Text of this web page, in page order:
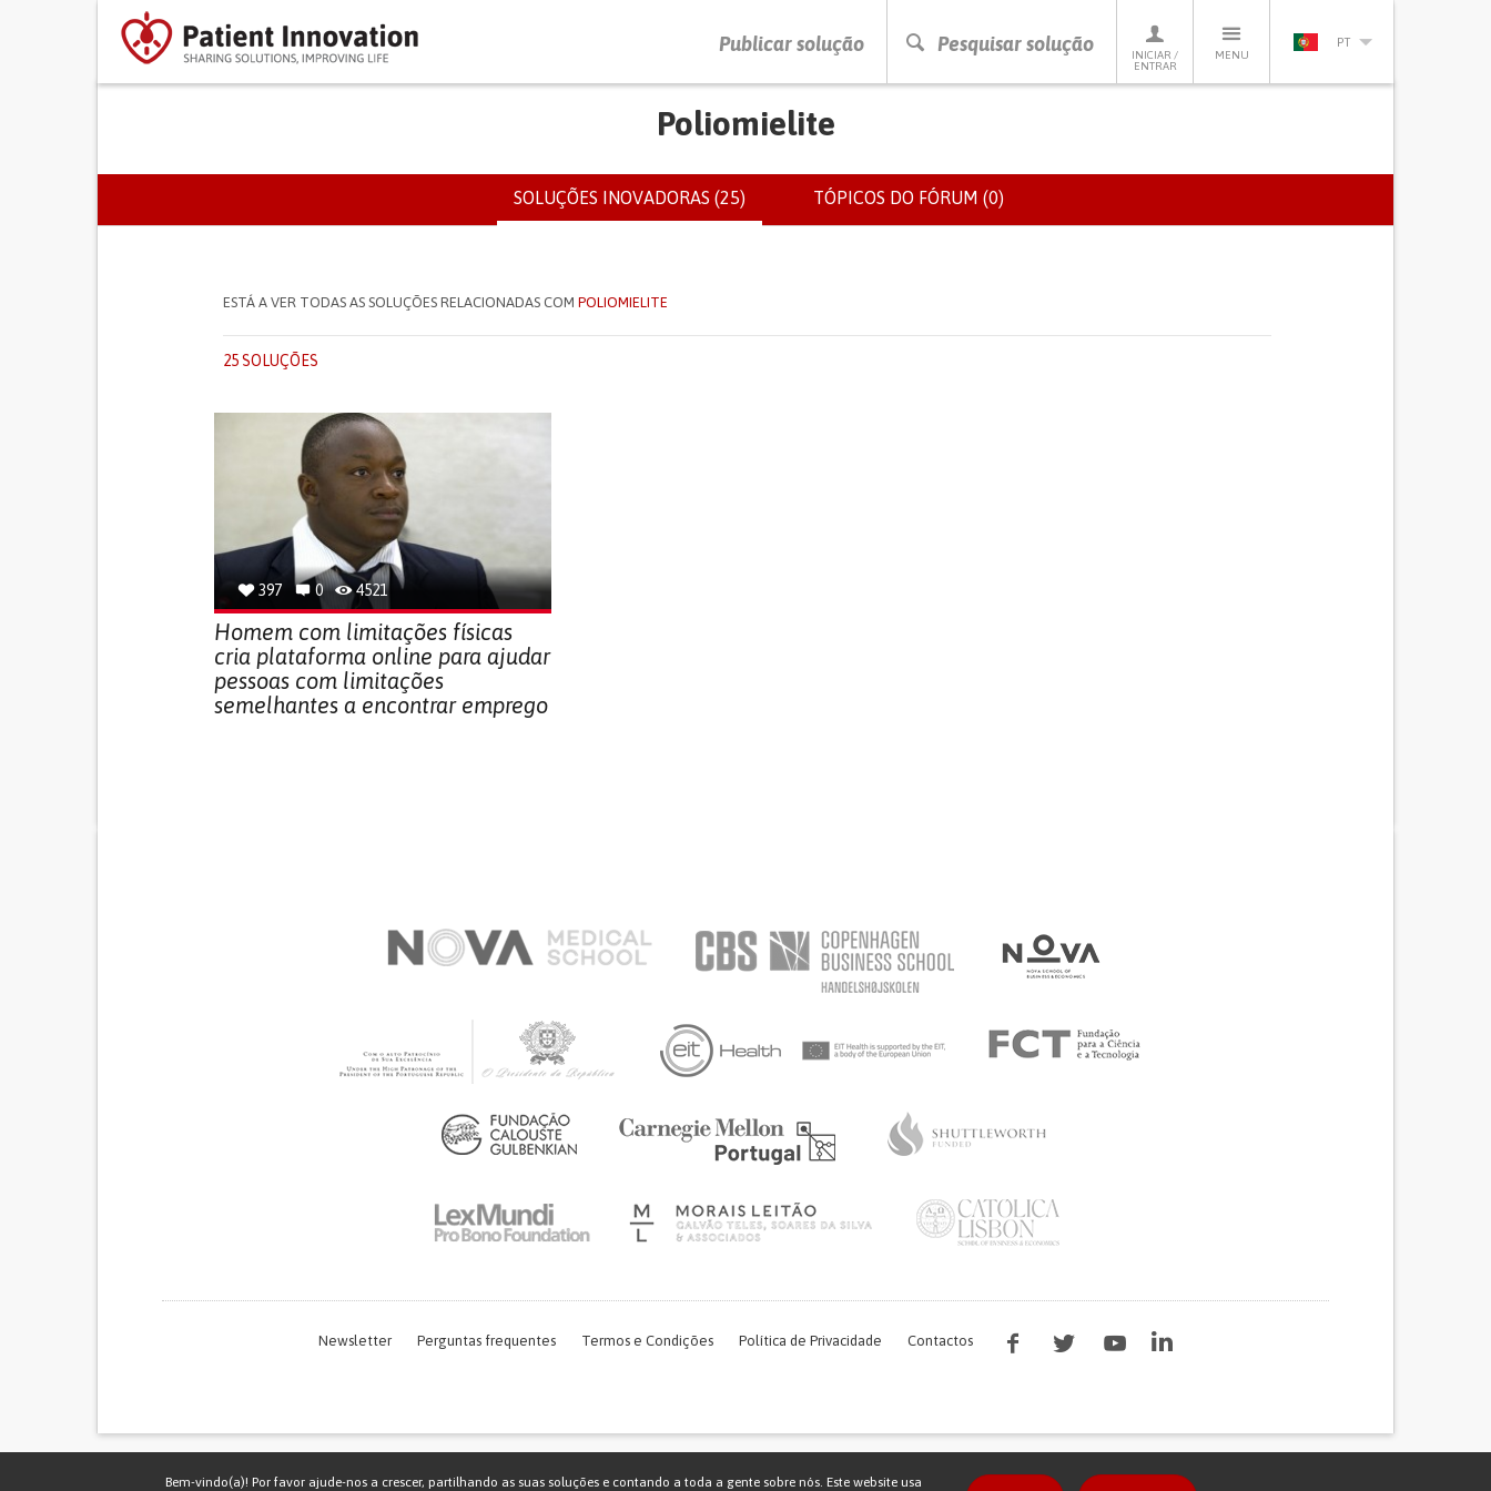
Publicar solução Pesquisar solução
INICIAR /
ENTRAR
MENU
PT
PRESSIONE ENTER PARA PESQUISAR
Poliomielite
SEPARADORES PRIMÁRIOSSOLUÇÕES INOVADORAS (25)(SEPARADOR
ATIVO)
TÓPICOS DO FÓRUM (0)
ESTÁ A VER TODAS AS SOLUÇÕES RELACIONADAS COM POLIOMIELITE
25 SOLUÇÕES
397 0 4521
Homem com limitações físicas
cria plataforma online para ajudar
pessoas com limitações
semelhantes a encontrar emprego
Newsletter Perguntas frequentes Termos e Condições Política de Privacidade Contactos
Bem-vindo(a)! Por favor ajude-nos a crescer, partilhando as suas soluções e contando a toda a gente sobre nós. Este website usa